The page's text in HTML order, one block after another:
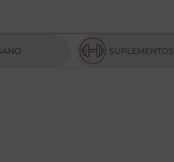
SUPLEMENTOS